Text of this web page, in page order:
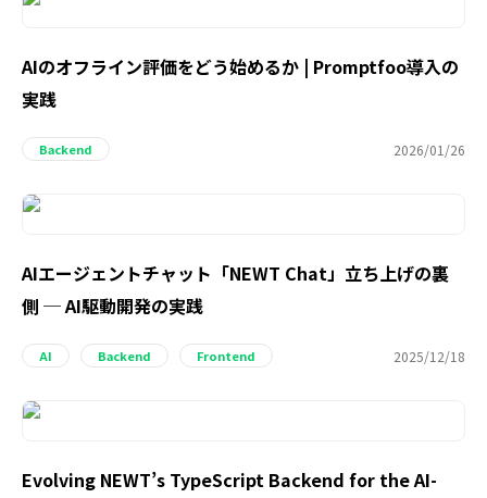
AIのオフライン評価をどう始めるか | Promptfoo導入の
実践
Backend 2026/01/26
AIエージェントチャット「NEWT Chat」立ち上げの裏
側 ─ AI駆動開発の実践
AI Backend Frontend 2025/12/18
Evolving NEWT’s TypeScript Backend for the AI-